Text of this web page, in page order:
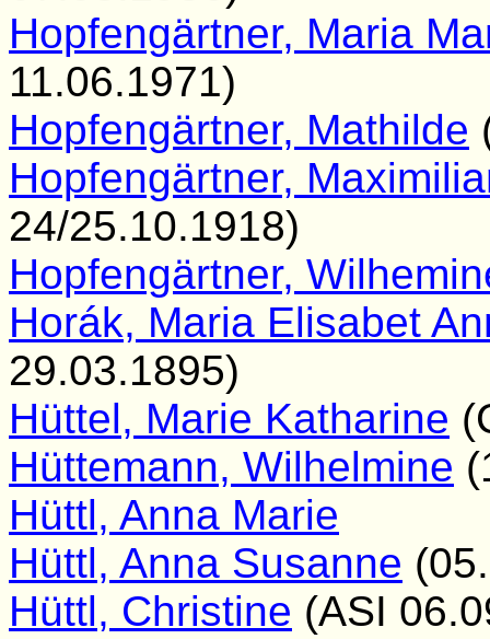
Hopfengärtner, Maria
11.06.1971)
Hopfengärtner, Mathilde
Hopfengärtner,
24/25.10.1918)
Hopfengärtner,
Horák, Maria Elisabet
29.03.1895)
Hüttel, Marie Katharine
Hüttemann, Wilhelmine
Hüttl, Anna Marie
Hüttl, Anna Susanne
Hüttl, Christine (ASI